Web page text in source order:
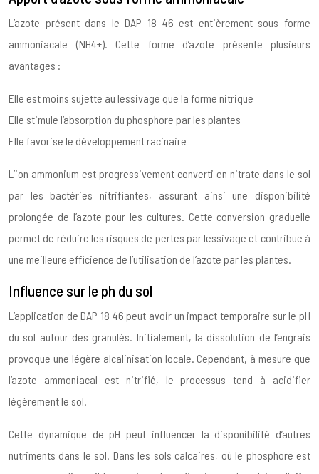
L’azote présent dans le DAP 18 46 est entièrement sous forme
ammoniacale (NH4+). Cette forme d’azote présente plusieurs
avantages :
Elle est moins sujette au lessivage que la forme nitrique
Elle stimule l’absorption du phosphore par les plantes
Elle favorise le développement racinaire
L’ion ammonium est progressivement converti en nitrate dans le sol
par les bactéries nitrifiantes, assurant ainsi une disponibilité
prolongée de l’azote pour les cultures. Cette conversion graduelle
permet de réduire les risques de pertes par lessivage et contribue à
une meilleure efficience de l’utilisation de l’azote par les plantes.
Influence sur le ph du sol
L’application de DAP 18 46 peut avoir un impact temporaire sur le pH
du sol autour des granulés. Initialement, la dissolution de l’engrais
provoque une légère alcalinisation locale. Cependant, à mesure que
l’azote ammoniacal est nitrifié, le processus tend à acidifier
légèrement le sol.
Cette dynamique de pH peut influencer la disponibilité d’autres
nutriments dans le sol. Dans les sols calcaires, où le phosphore est